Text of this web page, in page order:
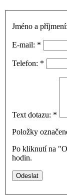
Jméno a příjmení:
E-mail: *
Telefon: *
Text dotazu: *
Položky
Po kliknutí na
hodin.